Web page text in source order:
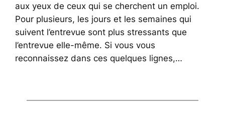
aux yeux de ceux qui se cherchent un emploi.
Pour plusieurs, les jours et les semaines qui
suivent l’entrevue sont plus stressants que
l’entrevue elle-même. Si vous vous
reconnaissez dans ces quelques lignes,…